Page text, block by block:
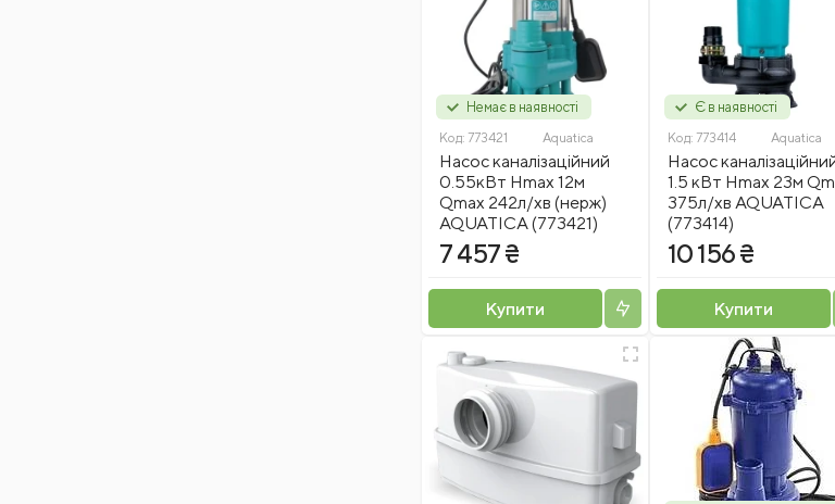
Немає в наявності
Код: 773421 Aquatica
Насос каналізаційний
0.55кВт Hmax 12м
Qmax 242л/хв (нерж)
AQUATICA (773421)
7 457 ₴
Купити
Є в наявності
Код: 773414 Aquatica
Насос
1.5 кВт Hmax 23м
375л/хв AQUATICA
(773414)
10 156 ₴
Купити